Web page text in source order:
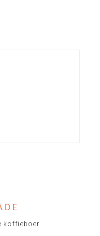
koffieboer